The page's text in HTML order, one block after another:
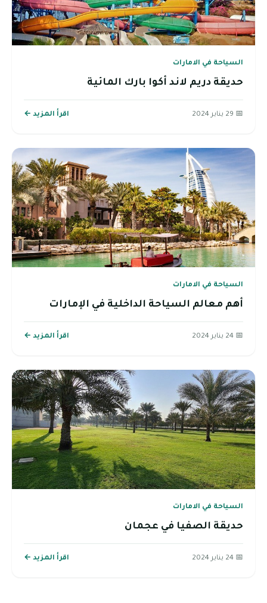
السياحة في الامارات
حديقة دريم لاند أكوا بارك المائية
📅 29 يناير 2024 اقرأ المزيد ←
السياحة في الامارات
أهم معالم السياحة الداخلية في الإمارات
📅 24 يناير 2024 اقرأ المزيد ←
السياحة في الامارات
حديقة الصفيا في عجمان
📅 24 يناير 2024 اقرأ المزيد ←